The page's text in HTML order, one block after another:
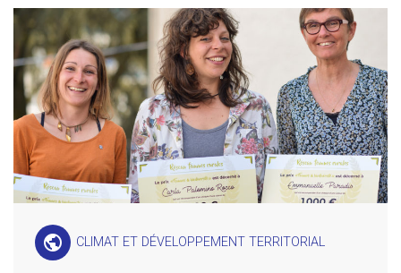
public CLIMAT ET DÉVELOPPEMENT TERRITORIAL